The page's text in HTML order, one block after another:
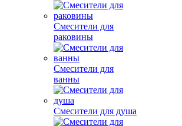
Смесители для
раковины
Смесители для
ванны
Смесители для душа